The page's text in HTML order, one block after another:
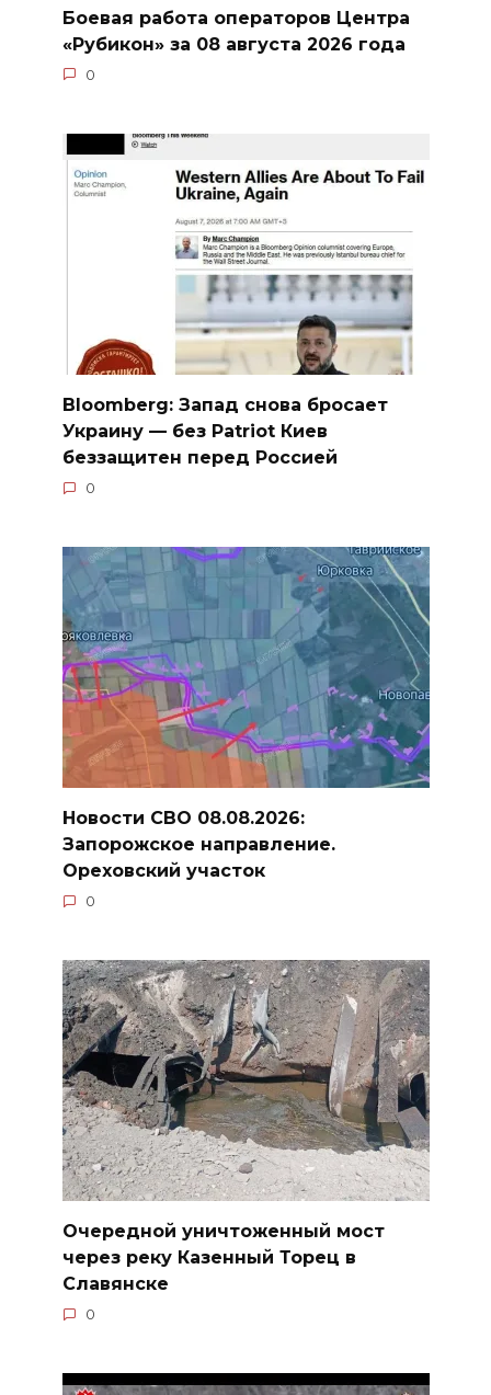
Боевая работа операторов Центра
«Рубикон» за 08 августа 2026 года
0
Bloomberg: Запад снова бросает
Украину — без Patriot Киев
беззащитен перед Россией
0
Новости СВО 08.08.2026:
Запорожское направление.
Ореховский участок
0
Очередной уничтоженный мост
через реку Казенный Торец в
Славянске
0